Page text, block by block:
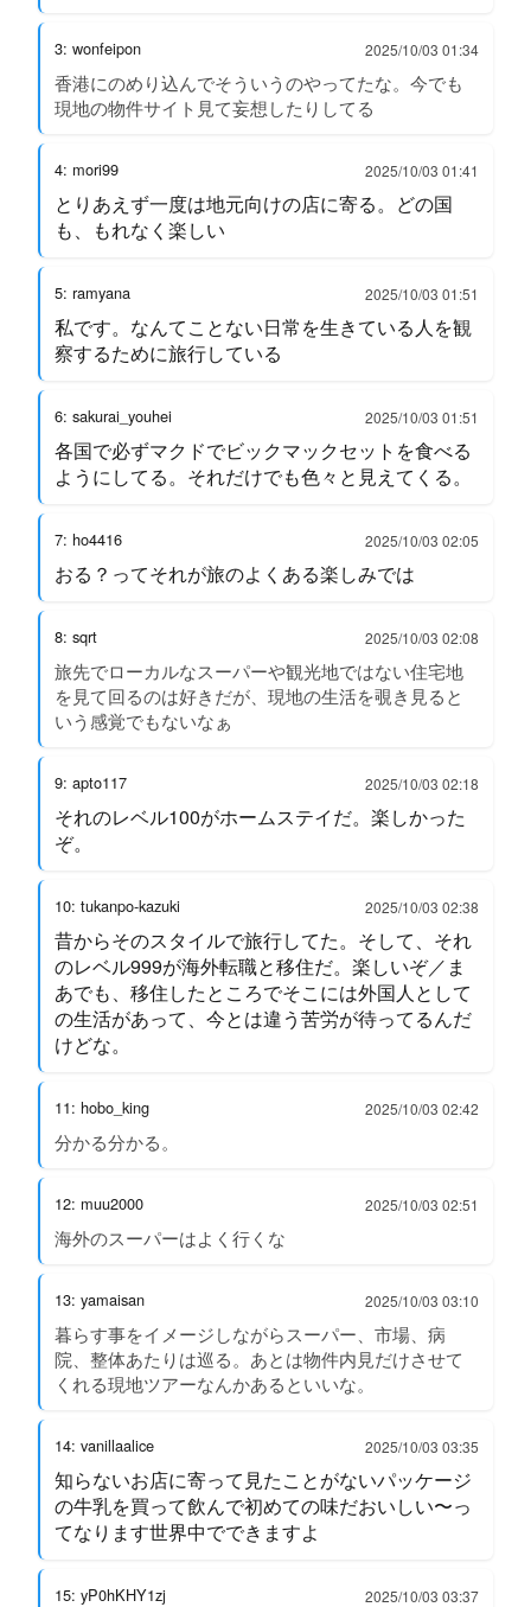
3: wonfeipon 2025/10/03 01:34
香港にのめり込んでそういうのやってたな。今でも
現地の物件サイト見て妄想したりしてる
4: mori99 2025/10/03 01:41
とりあえず一度は地元向けの店に寄る。どの国
も、もれなく楽しい
5: ramyana 2025/10/03 01:51
私です。なんてことない日常を生きている人を観
察するために旅行している
6: sakurai_youhei 2025/10/03 01:51
各国で必ずマクドでビックマックセットを食べる
ようにしてる。それだけでも色々と見えてくる。
7: ho4416 2025/10/03 02:05
おる？ってそれが旅のよくある楽しみでは
8: sqrt 2025/10/03 02:08
旅先でローカルなスーパーや観光地ではない住宅地
を見て回るのは好きだが、現地の生活を覗き見ると
いう感覚でもないなぁ
9: apto117 2025/10/03 02:18
それのレベル100がホームステイだ。楽しかった
ぞ。
10: tukanpo-kazuki 2025/10/03 02:38
昔からそのスタイルで旅行してた。そして、それ
のレベル999が海外転職と移住だ。楽しいぞ／ま
あでも、移住したところでそこには外国人として
の生活があって、今とは違う苦労が待ってるんだ
けどな。
11: hobo_king 2025/10/03 02:42
分かる分かる。
12: muu2000 2025/10/03 02:51
海外のスーパーはよく行くな
13: yamaisan 2025/10/03 03:10
暮らす事をイメージしながらスーパー、市場、病
院、整体あたりは巡る。あとは物件内見だけさせて
くれる現地ツアーなんかあるといいな。
14: vanillaalice 2025/10/03 03:35
知らないお店に寄って見たことがないパッケージ
の牛乳を買って飲んで初めての味だおいしい〜っ
てなります世界中でできますよ
15: yP0hKHY1zj 2025/10/03 03:37